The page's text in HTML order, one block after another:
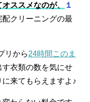
ススメなのが、
１
配クリーニングの最
リから24時間このま
衣類の数を気にせ
来てもらえますよ♪